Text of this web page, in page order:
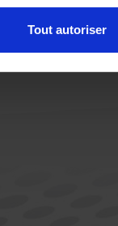
Tout autoriser